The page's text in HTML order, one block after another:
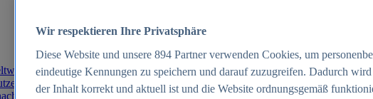
2012-2025
weltweit 2025
Generationen 2025
Wir respektieren Ihre Privatsphäre
Diese Website und unsere 894 Partner verwenden Cookies, um
eindeutige Kennungen zu speichern und darauf zuzugreifen. Dadurch wird
der Inhalt korrekt und aktuell ist und die Website ordnungsgemäß